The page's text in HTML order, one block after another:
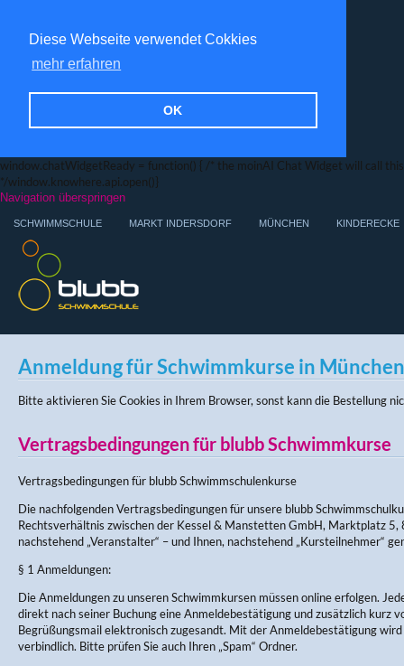
Diese Webseite verwendet Cokkies
mehr erfahren
OK
window.chatWidgetReady = function() { /* the moinAI Chat Widget will call
*/window.knowhere.api.open()}
Navigation überspringen
SCHWIMMSCHULE MARKT INDERSDORF MÜNCHEN KINDERECKE
Anmeldung für Schwimmkurse in München
Bitte aktivieren Sie Cookies in Ihrem Browser, sonst kann die Bestellung
Vertragsbedingungen für blubb Schwimmkurse
Vertragsbedingungen für blubb Schwimmschulenkurse
Die nachfolgenden Vertragsbedingungen für unsere blubb
Rechtsverhältnis zwischen der Kessel & Manstetten GmbH, Marktplatz
nachstehend „Veranstalter“ – und Ihnen, nachstehend „Kursteilnehmer“
§ 1 Anmeldungen:
Die Anmeldungen zu unseren Schwimmkursen müssen online erfolgen.
direkt nach seiner Buchung eine Anmeldebestätigung und zusätzlich kurz
Begrüßungsmail elektronisch zugesandt. Mit der Anmeldebestätigung
verbindlich. Bitte prüfen Sie auch Ihren „Spam“ Ordner.